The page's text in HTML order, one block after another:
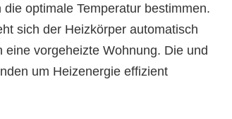
optimale Temperatur bestimmen.
sich der Heizkörper automatisch
vorgeheizte Wohnung. Die und
um Heizenergie effizient